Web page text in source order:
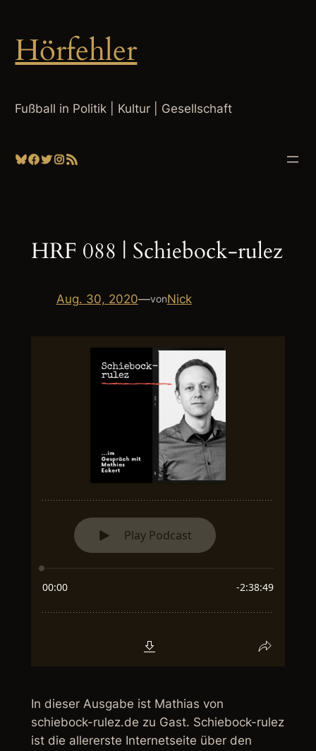
springen
Hörfehler
Fußball in Politik | Kultur | Gesellschaft
Bluesky
Facebook
Twitter
Instagram
RSS-Feed
HRF 088 | Schiebock-rulez
Aug. 30, 2020—vonNick
In dieser Ausgabe ist Mathias von
schiebock-rulez.de zu Gast. Schiebock-rulez
ist die allererste Internetseite über den